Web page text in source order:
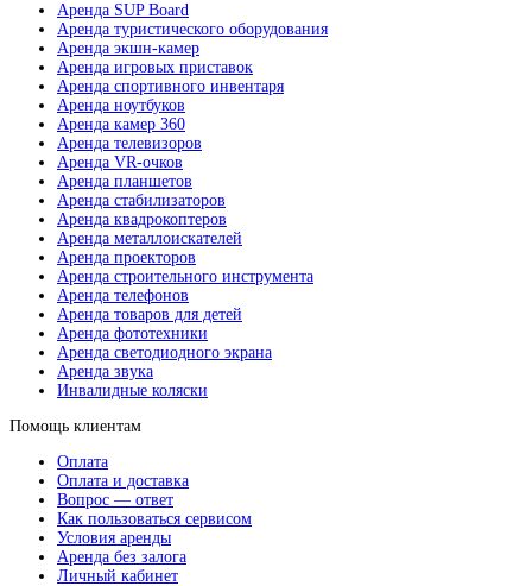
Аренда SUP Board
Аренда туристического оборудования
Аренда экшн-камер
Аренда игровых приставок
Аренда спортивного инвентаря
Аренда ноутбуков
Аренда камер 360
Аренда телевизоров
Аренда VR-очков
Аренда планшетов
Аренда стабилизаторов
Аренда квадрокоптеров
Аренда металлоискателей
Аренда проекторов
Аренда строительного инструмента
Аренда телефонов
Аренда товаров для детей
Аренда фототехники
Аренда светодиодного экрана
Аренда звука
Инвалидные коляски
Помощь клиентам
Оплата
Оплата и доставка
Вопрос — ответ
Как пользоваться сервисом
Условия аренды
Аренда без залога
Личный кабинет